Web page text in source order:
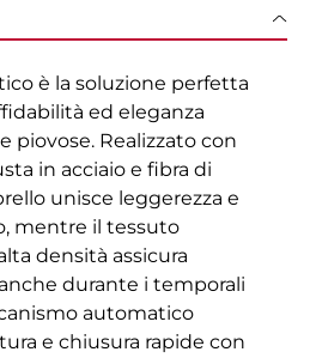
è la soluzione perfetta
ed eleganza
piovose. Realizzato con
in acciaio e fibra di
unisce leggerezza e
mentre il tessuto
densità assicura
durante i temporali
automatico
e chiusura rapide con